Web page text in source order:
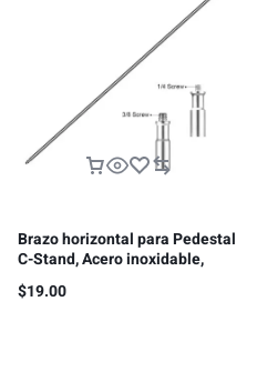
Brazo horizontal para Pedestal
C-Stand, Acero inoxidable,
1.28m
$19.00